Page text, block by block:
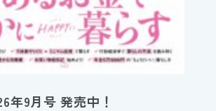
年9月号 発売中！